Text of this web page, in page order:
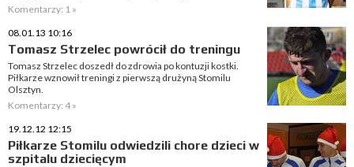
Komentarzy: 1 »
08.01.13 10:16
Tomasz Strzelec powrócił do treningu
Tomasz Strzelec doszedł do zdrowia po kontuzji kostki.
Piłkarze wznowił treningi z pierwszą drużyną Stomilu
Olsztyn.
Komentarzy: 4 »
19.12.12 12:15
Piłkarze Stomilu odwiedzili chore dzieci w
szpitalu dziecięcym